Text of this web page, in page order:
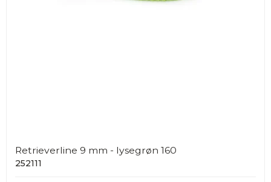
Retrieverline 9 mm - lysegrøn 160
252111